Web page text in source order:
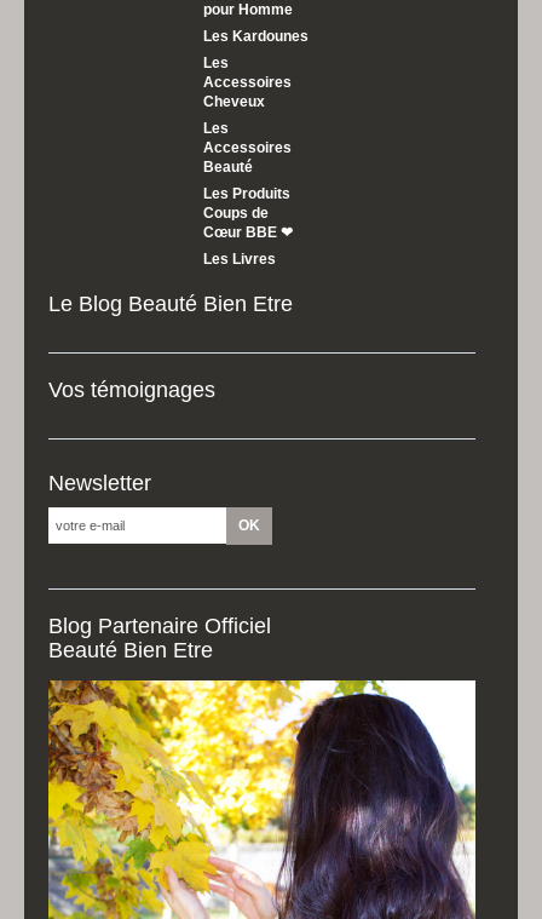
pour Homme
Les Kardounes
Les
Accessoires
Cheveux
Les
Accessoires
Beauté
Les Produits
Coups de
Cœur BBE ❤
Les Livres
Le Blog Beauté Bien Etre
Vos témoignages
Newsletter
Blog Partenaire Officiel
Beauté Bien Etre